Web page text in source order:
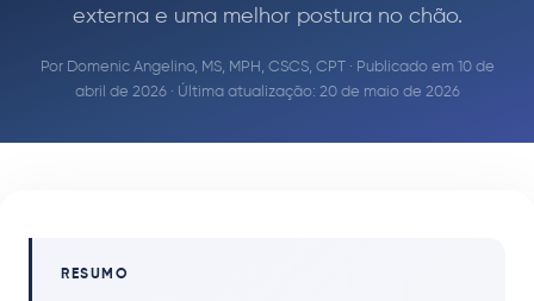
Calculadoras
externa e uma melhor postura no chão.
Por Domenic Angelino, MS, MPH, CSCS, CPT· Publicado em 10 de
abril de 2026 · Última atualização: 20 de maio de 2026
RESUMO